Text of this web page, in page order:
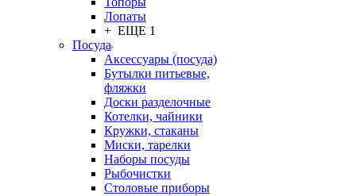
Лопаты
+ ЕЩЕ 1
Посуда
Аксессуары (посуда)
Бутылки питьевые,
фляжки
Доски разделочные
Котелки, чайники
Кружки, стаканы
Миски, тарелки
Наборы посуды
Рыбочистки
Столовые приборы